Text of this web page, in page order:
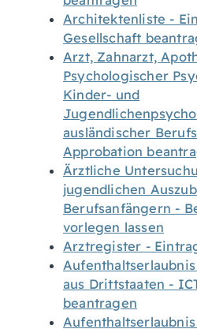
Architektenliste -
Gesellschaft
Arzt, Zahnarzt,
Psychologischer
Kinder- und
ausländischer
Approbation
Ärztliche
jugendlichen
Berufsanfängern -
vorlegen lassen
Arztregister -
aus Drittstaaten -
beantragen